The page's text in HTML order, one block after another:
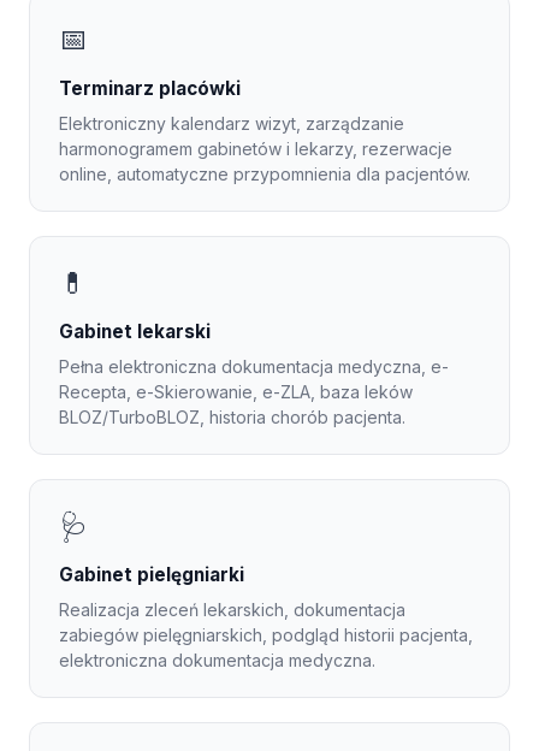
📅
Terminarz placówki
Elektroniczny kalendarz wizyt, zarządzanie
harmonogramem gabinetów i lekarzy, rezerwacje
online, automatyczne przypomnienia dla pacjentów.
💊
Gabinet lekarski
Pełna elektroniczna dokumentacja medyczna, e-
Recepta, e-Skierowanie, e-ZLA, baza leków
BLOZ/TurboBLOZ, historia chorób pacjenta.
🩺
Gabinet pielęgniarki
Realizacja zleceń lekarskich, dokumentacja
zabiegów pielęgniarskich, podgląd historii pacjenta,
elektroniczna dokumentacja medyczna.